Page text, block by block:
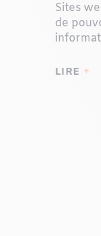
Sites
de
LIRE